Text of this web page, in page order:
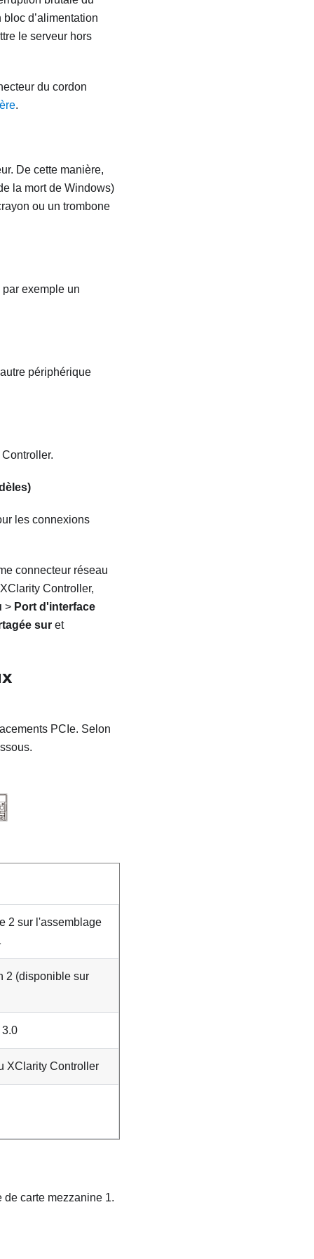
d’alimentation
le serveur hors
du cordon
.
De cette manière,
la mort de Windows)
ou un trombone
exemple un
périphérique
les connexions
connecteur réseau
Controller,
> Port d'interface
sur et
PCIe. Selon
2 sur l'assemblage
2 (disponible sur
XClarity Controller
carte mezzanine 1.